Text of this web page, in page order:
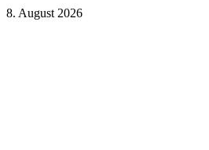
8. August 2026